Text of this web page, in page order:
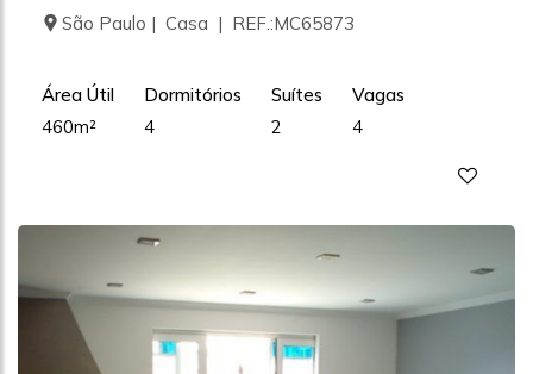
São Paulo | Casa | REF.:MC65873
Área Útil
460m²
Dormitórios
4
Suítes
2
Vagas
4